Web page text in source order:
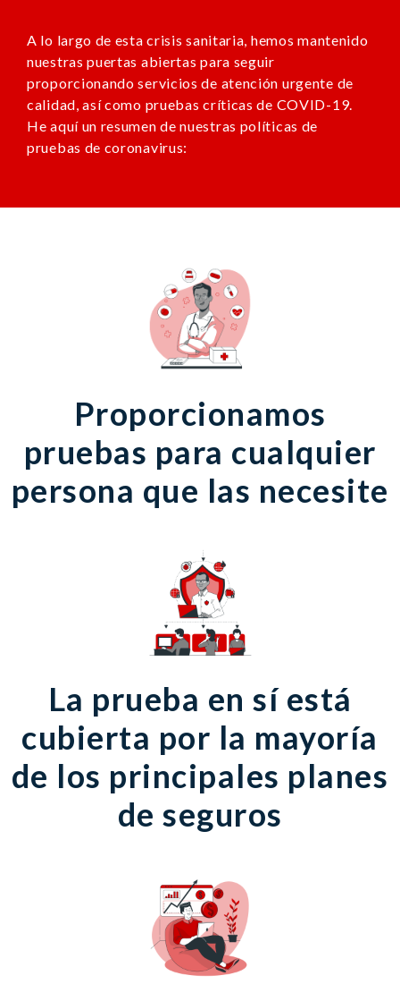
A lo largo de esta crisis sanitaria, hemos mantenido
nuestras puertas abiertas para seguir
proporcionando servicios de atención urgente de
calidad, así como pruebas críticas de COVID-19.
He aquí un resumen de nuestras políticas de
pruebas de coronavirus:
Proporcionamos
pruebas para cualquier
persona que las necesite
La prueba en sí está
cubierta por la mayoría
de los principales planes
de seguros